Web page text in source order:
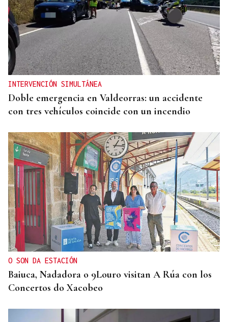
INTERVENCIÓN SIMULTÁNEA
Doble emergencia en Valdeorras: un accidente
con tres vehículos coincide con un incendio
O SON DA ESTACIÓN
Baiuca, Nadadora o 9Louro visitan A Rúa con los
Concertos do Xacobeo